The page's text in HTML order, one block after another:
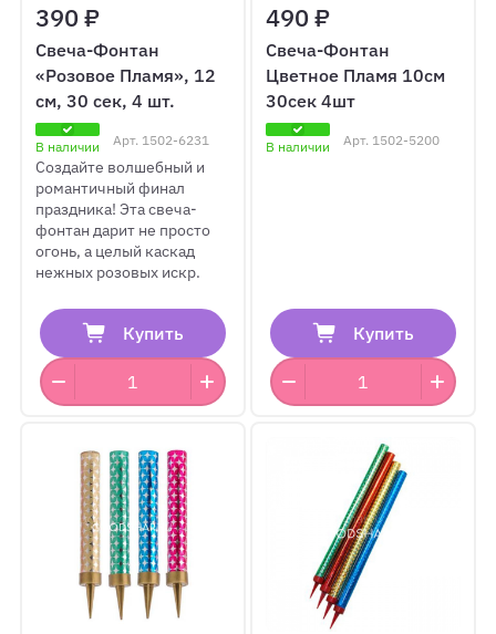
390 ₽
Свеча-Фонтан
«Розовое Пламя», 12
см, 30 сек, 4 шт.
В наличии Арт. 1502-6231
Создайте волшебный и
романтичный финал
праздника! Эта свеча-
фонтан дарит не просто
огонь, а целый каскад
нежных розовых искр.
Купить
490 ₽
Свеча-Фонтан
Цветное Пламя 10см
30сек 4шт
В наличии Арт. 1502-5200
Купить